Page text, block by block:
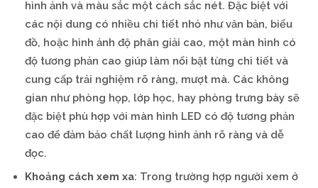
hình ảnh và màu sắc một cách sắc nét. Đặc biệt với
các nội dung có nhiều chi tiết nhỏ như văn bản, biểu
đồ, hoặc hình ảnh độ phân giải cao, một màn hình có
độ tương phản cao giúp làm nổi bật từng chi tiết và
cung cấp trải nghiệm rõ ràng, mượt mà. Các không
gian như phòng họp, lớp học, hay phòng trưng bày sẽ
đặc biệt phù hợp với màn hình LED có độ tương phản
cao để đảm bảo chất lượng hình ảnh rõ ràng và dễ
đọc.
Khoảng cách xem xa: Trong trường hợp người xem ở